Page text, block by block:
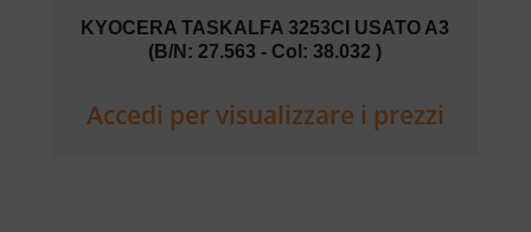
KYOCERA TASKALFA 3253CI USATO A3
(B/N: 27.563 - Col: 38.032 )
Accedi per visualizzare i prezzi